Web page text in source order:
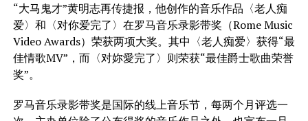
“大马鬼才”黄明志再传捷报，他创作的音乐作品〈老人痴
爱〉和〈对你爱完了〉在罗马音乐录影带奖（Rome Music
Video Awards）荣获两项大奖。其中〈老人痴爱〉获得“最
佳情歌MV”，而〈对妳愛完了〉则荣获“最佳爵士歌曲荣誉
奖”。
罗马音乐录影带奖是国际的线上音乐节，每两个月评选一